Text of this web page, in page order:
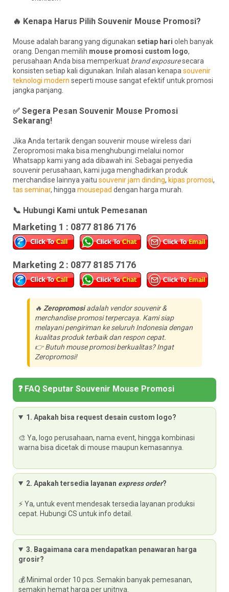
🔥 Kenapa Harus Pilih Souvenir Mouse Promosi?
Mouse adalah barang yang digunakan setiap hari oleh banyak
orang. Dengan memilih mouse promosi custom logo,
perusahaan Anda bisa memperkuat brand exposuresecara
konsisten setiap kali digunakan. Inilah alasan kenapa souvenir
teknologi modern seperti mouse sangat efektif untuk promosi
jangka panjang.
✅ Segera Pesan Souvenir Mouse Promosi
Sekarang!
Jika Anda tertarik dengan souvenir mouse wireless dari
Zeropromosi maka bisa menghubungi melalui nomor
Whatsapp kami yang ada dibawah ini. Sebagai penyedia
souvenir perusahaan, kami juga menghadirkan produk
merchandise lainnya yaitu souvenir jam dinding, kipas promosi,
tas seminar, hingga mousepad dengan harga murah.
📞 Hubungi Kami untuk Pemesanan
Marketing 1 : 0877 8186 7176
Marketing 2 : 0877 8185 7176
🔥 Zeropromosiadalah vendor souvenir &
merchandise promosi terpercaya. Kami siap
melayani pengiriman ke seluruh Indonesia dengan
kualitas produk terbaik dan respon cepat.
👉Butuh mouse promosi berkualitas? Ingat
Zeropromosi!
❓ FAQ Seputar Souvenir Mouse Promosi
1. Apakah bisa request desain custom logo?
🎨 Ya, logo perusahaan, nama event, hingga kombinasi
warna bisa dicetak di mouse maupun kemasannya.
2. Apakah tersedia layanan express order?
⚡ Ya, untuk event mendesak tersedia layanan produksi
cepat. Hubungi CS untuk info detail.
3. Bagaimana cara mendapatkan penawaran harga
grosir?
💰 Minimal order 10 pcs. Semakin banyak pemesanan,
semakin hemat harga per unitnya.